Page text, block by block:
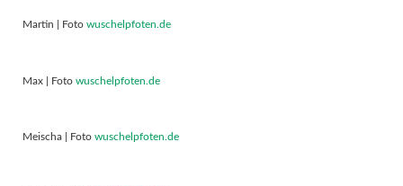
Martin | Foto wuschelpfoten.de
Max | Foto wuschelpfoten.de
Meischa | Foto wuschelpfoten.de